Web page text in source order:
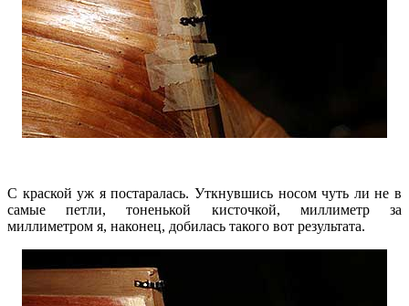
С краской уж я постаралась. Уткнувшись носом чуть ли не в
самые петли, тоненькой кисточкой, миллиметр за
миллиметром я, наконец, добилась такого вот результата.